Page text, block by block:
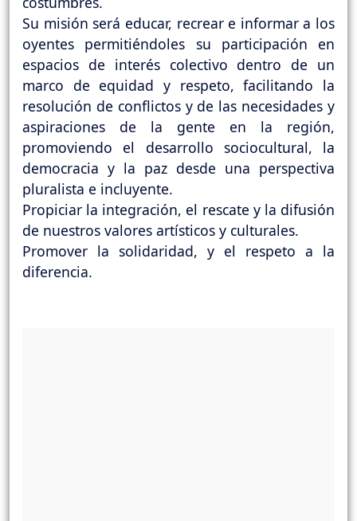
Su misión será educar, recrear e informar a los
oyentes permitiéndoles su participación en
espacios de interés colectivo dentro de un
marco de equidad y respeto, facilitando la
resolución de conflictos y de las necesidades y
aspiraciones de la gente en la región,
promoviendo el desarrollo sociocultural, la
democracia y la paz desde una perspectiva
pluralista e incluyente.
Propiciar la integración, el rescate y la difusión
de nuestros valores artísticos y culturales.
Promover la solidaridad, y el respeto a la
diferencia.